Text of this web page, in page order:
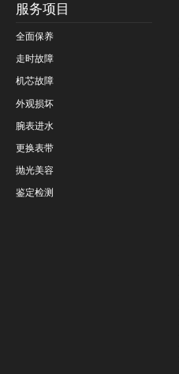
服务项目
全面保养
走时故障
机芯故障
外观损坏
腕表进水
更换表带
抛光美容
鉴定检测